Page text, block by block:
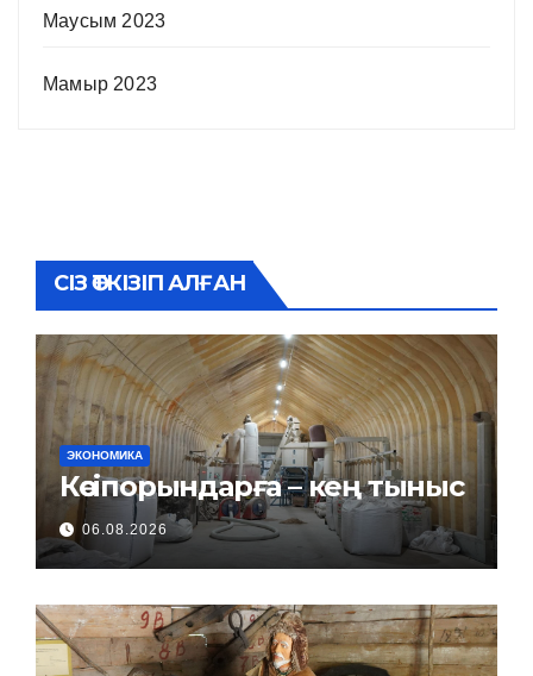
Маусым 2023
Мамыр 2023
СІЗ ӨТКІЗІП АЛҒАН
ЭКОНОМИКА
Кәсіпорындарға – кең тыныс
06.08.2026